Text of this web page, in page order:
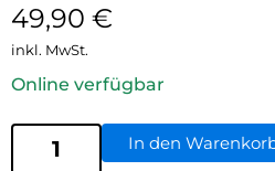
49,90 €
inkl. MwSt.
Online verfügbar
In den